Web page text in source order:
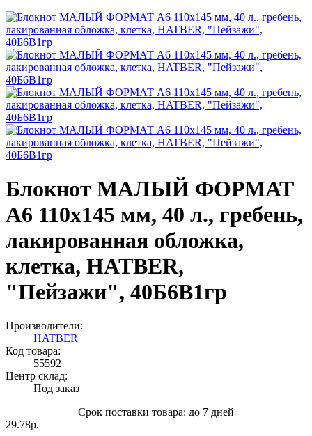
Блокнот МАЛЫЙ ФОРМАТ
А6 110х145 мм, 40 л., гребень,
лакированная обложка,
клетка, HATBER,
"Пейзажи", 40Б6B1гр
Производители:
HATBER
Код товара:
55592
Центр склад:
Под заказ
Срок поставки товара: до 7 дней
29.78р.